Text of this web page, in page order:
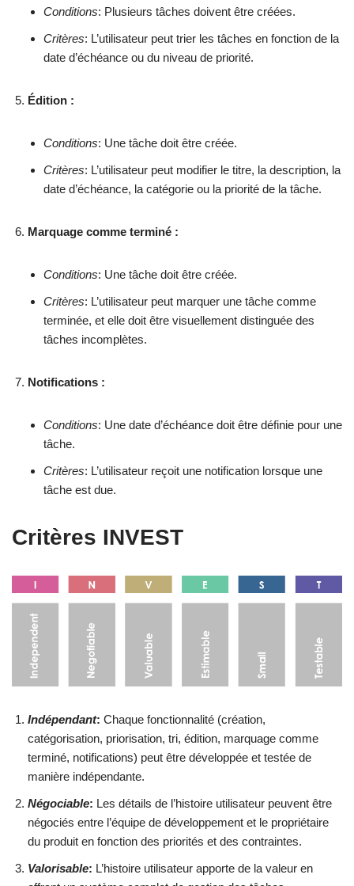
Conditions: Plusieurs tâches doivent être créées.
Critères: L’utilisateur peut trier les tâches en fonction de la
date d’échéance ou du niveau de priorité.
Édition :
Conditions: Une tâche doit être créée.
Critères: L’utilisateur peut modifier le titre, la description, la
date d’échéance, la catégorie ou la priorité de la tâche.
Marquage comme terminé :
Conditions: Une tâche doit être créée.
Critères: L’utilisateur peut marquer une tâche comme
terminée, et elle doit être visuellement distinguée des
tâches incomplètes.
Notifications :
Conditions: Une date d’échéance doit être définie pour une
tâche.
Critères: L’utilisateur reçoit une notification lorsque une
tâche est due.
Critères INVEST
Indépendant: Chaque fonctionnalité (création,
catégorisation, priorisation, tri, édition, marquage comme
terminé, notifications) peut être développée et testée de
manière indépendante.
Négociable: Les détails de l’histoire utilisateur peuvent être
négociés entre l’équipe de développement et le propriétaire
du produit en fonction des priorités et des contraintes.
Valorisable: L’histoire utilisateur apporte de la valeur en